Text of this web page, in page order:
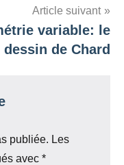
Article suivant
variable: le
dessin de Chard
publiée. Les
avec *